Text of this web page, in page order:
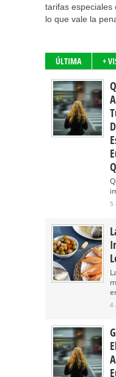
tarifas especiales
lo que vale la
ÚLTIMA +
5
4